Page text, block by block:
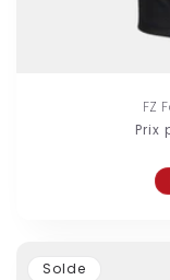
FZ
Prix
Solde